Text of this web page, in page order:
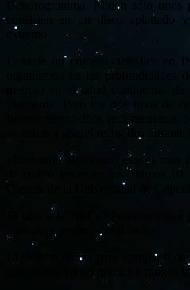
Dendrogramma. Miden sólo
consisten en un disco
extremo.
Durante un crucero científico en
organismos en las
metros) en el talud continental
Tasmania. Pero los dos tipos de
muestras a granel recogidos durante
«Encontrar algo como esto es muy
de cuatro veces en los últimos
Olesen, de la Universidad de
Él dijo a la BBC: «Pensamos que
animal, la pregunta es dónde.»
El sistema utiliza para agrupar
que abarca varios niveles o rangos